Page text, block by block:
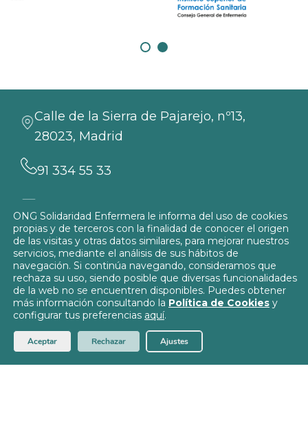
Calle de la Sierra de Pajarejo, nº13,
28023, Madrid
91 334 55 33
info@solidaridadenfermera.org
Contacta con nosotros
© 2026 Solidaridad Enfermera
Política de Privacidad
Política de Cookies
Aviso Legal
ONG Solidaridad Enfermera le informa del uso de cookies
propias y de terceros con la finalidad de conocer el origen
de las visitas y otras datos similares, para mejorar nuestros
servicios, mediante el análisis de sus hábitos de
navegación. Si continúa navegando, consideramos que
rechaza su uso, siendo posible que diversas funcionalidades
de la web no se encuentren disponibles. Puedes obtener
más información consultando la Política de Cookies y
configurar tus preferencias aquí.
Aceptar Rechazar Ajustes